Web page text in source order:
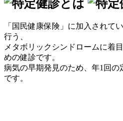
「国民健康保険」に加入されて
行う、
メタボリックシンドロームに着
めの健診です。
病気の早期発見のため、年1回
です。